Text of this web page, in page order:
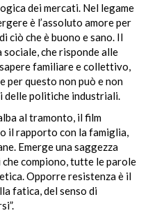
dei mercati. Nel legame
è l’assoluto amore per
ciò che è buono e sano. Il
che risponde alle
familiare e collettivo,
per questo non può e non
delle politiche industriali.
al tramonto, il film
il rapporto con la famiglia,
Emerge una saggezza
compiono, tutte le parole
Opporre resistenza è il
fatica, del senso di